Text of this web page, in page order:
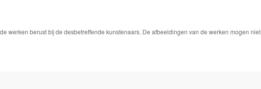
werken berust bij de desbetreffende kunstenaars. De afbeeldingen van de werken mogen niet